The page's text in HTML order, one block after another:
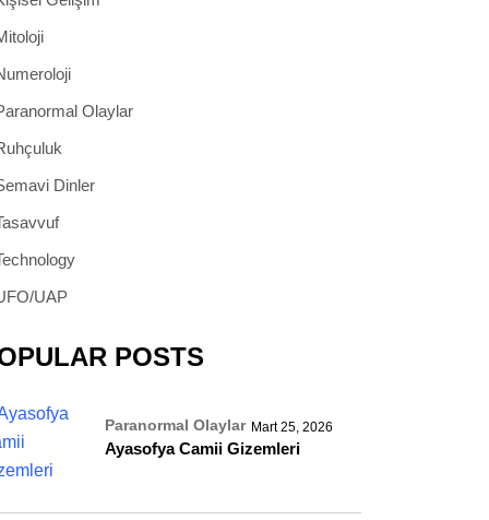
Olaylar
Dinler
UAP
POSTS
Paranormal Olaylar Mart 25, 2026
Ayasofya Camii Gizemleri